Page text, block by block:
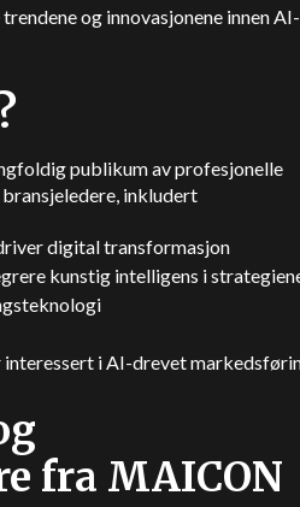
og innovasjonene innen AI-
publikum av profesjonelle
inkludert
digital transformasjon
kunstig intelligens i
i AI-drevet
fra MAICON